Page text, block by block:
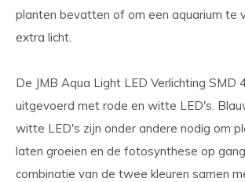
planten bevatten of om een aquarium te
extra licht.
De JMB Aqua Light LED Verlichting SMD
uitgevoerd met rode en witte LED's.
witte LED's zijn onder andere nodig om
laten groeien en de fotosynthese op
combinatie van de twee kleuren samen